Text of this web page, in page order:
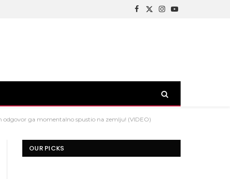
Facebook
X
Instagram
YouTube
ga momentalno spustio na zemlju! (VIDEO)
OUR PICKS